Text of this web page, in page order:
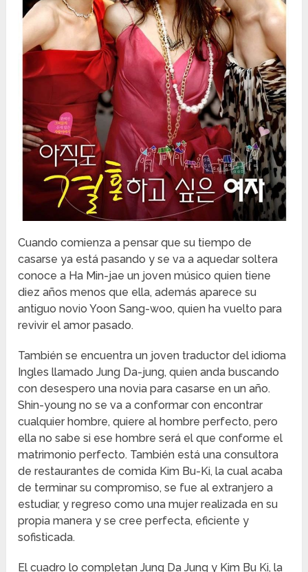
Cuando comienza a pensar que su tiempo de
casarse ya está pasando y se va a aquedar soltera
conoce a Ha Min-jae un joven músico quien tiene
diez años menos que ella, además aparece su
antiguo novio Yoon Sang-woo, quien ha vuelto para
revivir el amor pasado.
También se encuentra un joven traductor del idioma
Ingles llamado Jung Da-jung, quien anda buscando
con desespero una novia para casarse en un año.
Shin-young no se va a conformar con encontrar
cualquier hombre, quiere al hombre perfecto, pero
ella no sabe si ese hombre será el que conforme el
matrimonio perfecto. También está una consultora
de restaurantes de comida Kim Bu-Ki, la cual acaba
de terminar su compromiso, se fue al extranjero a
estudiar, y regreso como una mujer realizada en su
propia manera y se cree perfecta, eficiente y
sofisticada.
El cuadro lo completan Jung Da Jung y Kim Bu Ki, la